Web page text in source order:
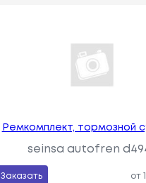
Ремкомплект, тормозной
seinsa autofren
Заказать от